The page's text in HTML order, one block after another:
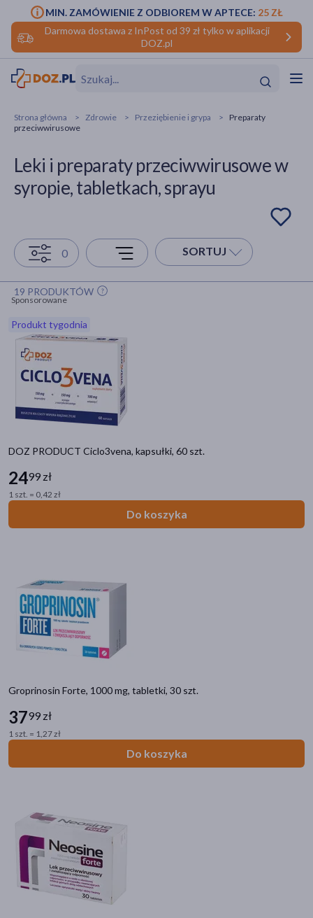
Darmowa dostawa z InPost od 39 zł tylko w aplikacji
DOZ.pl
MIN. ZAMÓWIENIE Z ODBIOREM W APTECE: 25 ZŁ
Hit
makijażu
Strona główna Zdrowie Przeziębienie i grypa
Preparaty
przeciwwirusowe
Leki i preparaty przeciwwirusowe w
syropie, tabletkach, sprayu
0 SORTUJ
19 PRODUKTÓW
Sponsorowane
Produkt tygodnia
DOZ PRODUCT Ciclo3vena, kapsułki, 60 szt.
2499 zł
1 szt. = 0,42 zł
Do koszyka
Groprinosin Forte, 1000 mg, tabletki, 30 szt.
3799 zł
1 szt. = 1,27 zł
Do koszyka